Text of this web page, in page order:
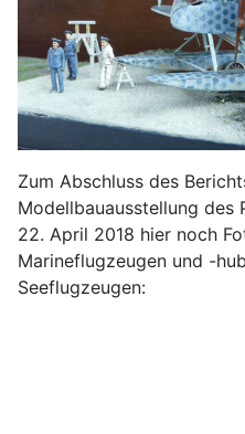
Zum Abschluss des
Modellbauausstellung des
22. April 2018 hier noch
Marineflugzeugen und -
Seeflugzeugen: